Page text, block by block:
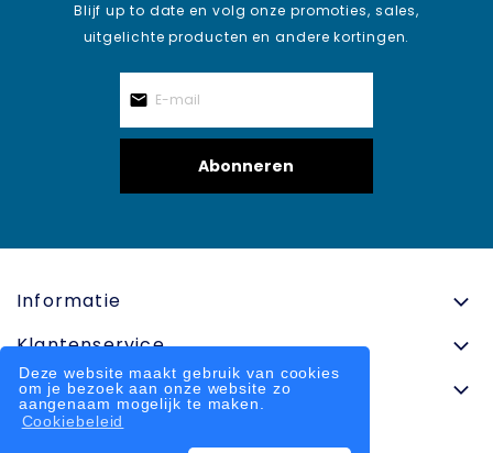
Deze website maakt gebruik van cookies
om je bezoek aan onze website zo
aangenaam mogelijk te maken.
Cookiebeleid
Blijf up to date en volg onze promoties, sales,
uitgelichte producten en andere kortingen.
Abonneren
Informatie
Klantenservice
Contactinformatie